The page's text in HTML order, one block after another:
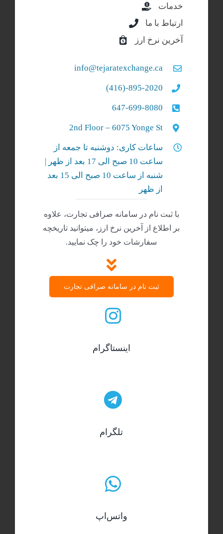
خدمات
ارتباط با ما
آخرین نرخ ارز
info@tejaratexchange.ca
895-2020-(416)
647-699-8080
2nd Floor – 6075 Yonge St
ساعات کاری: دوشنبه تا جمعه از
ساعت 10 صبح الی 17 بعد از ظهر |
شنبه‌ از ساعت 10 صبح الی 15 بعد
از ظهر
با ثبت نام در سامانه صرافی تجارت، علاوه
بر اطلاع از آخرین نرخ ارز، میتوانید تاریخچه
سفارشات خود را چک نمایید.
ثبت نام در سامانه صرافی تجارت
اینستاگرام
تلگرام
واتس‌اپ